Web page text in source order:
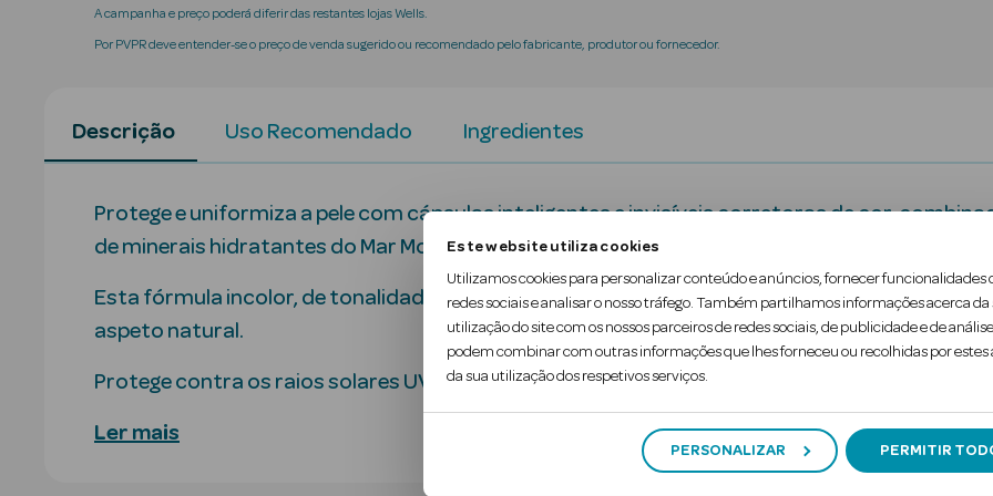
Este website utiliza cookies
Utilizamos cookies para personalizar conteúdo e anúncios, fornecer funcionalidades
redes sociais e analisar o nosso tráfego. Também partilhamos informações acerca da
utilização do site com os nossos parceiros de redes sociais, de publicidade e de
podem combinar com outras informações que lhes forneceu ou recolhidas por estes
da sua utilização dos respetivos serviços.
PERSONALIZAR PERMITIR
A campanha e preço poderá diferir das restantes lojas Wells.
Por PVPR deve entender-se o preço de venda sugerido ou recomendado pelo fabricante, produtor ou fornecedor.
Descrição Uso Recomendado Ingredientes
Protege e uniformiza a pele com cápsulas inteligentes e invisíveis corretoras de cor,
de minerais hidratantes do Mar Morto.
Esta fórmula incolor, de tonalidade universal e multi-ação, unifica o tom da pele, aperfeiçoa
aspeto natural.
Protege contra os raios solares UVA…
Ler mais